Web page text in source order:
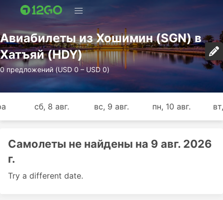
Авиабилеты из Хошимин (SGN) в
Хатъяй (HDY)
0 предложений (USD 0 – USD 0)
сб, 8 авг. вс, 9 авг. пн, 10 авг.
Самолеты не найдены на 9 авг. 2026
г.
Try a different date.